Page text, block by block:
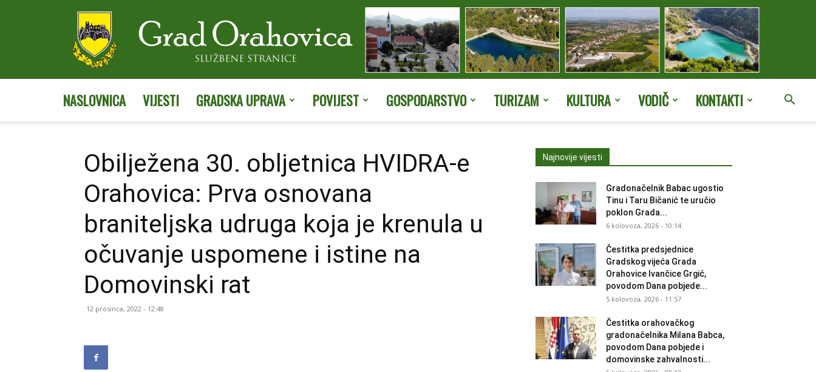
NASLOVNICA VIJESTI GRADSKA UPRAVA POVIJEST GOSPODARSTVO TURIZAM KULTURA VODIČ KONTAKTI
Obilježena 30. obljetnica HVIDRA-e
Orahovica: Prva osnovana
braniteljska udruga koja je krenula u
očuvanje uspomene i istine na
Domovinski rat
12 prosinca, 2022 - 12:48
Najnovije vijesti
Gradonačelnik Babac ugostio
Tinu i Taru Bičanić te uručio
poklon Grada...
6 kolovoza, 2026 - 10:14
Čestitka predsjednice
Gradskog vijeća Grada
Orahovice Ivančice Grgić,
povodom Dana pobjede...
5 kolovoza, 2026 - 11:57
Čestitka orahovačkog
gradonačelnika Milana Babca,
povodom Dana pobjede i
domovinske zahvalnosti...